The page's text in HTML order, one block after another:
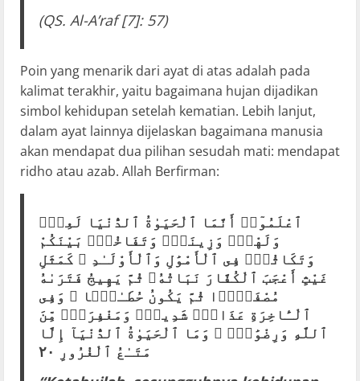
(QS. Al-A’raf [7]: 57)
Poin yang menarik dari ayat di atas adalah pada
kalimat terakhir, yaitu bagaimana hujan dijadikan
simbol kehidupan setelah kematian. Lebih lanjut,
dalam ayat lainnya dijelaskan bagaimana manusia
akan mendapat dua pilihan sesudah mati: mendapat
ridho atau azab. Allah Berfirman:
ٱعْلَمُوٓا۟ أَنَّمَا ٱلْحَيَوٰةُ ٱلدُّنْيَا لَعِبٌۭ
وَلَهْوٌۭ وَزِينَةٌۭ وَتَفَاخُرٌۢ بَيْنَكُمْ
وَتَكَاثُرٌۭ فِى ٱلْأَمْوَٰلِ وَٱلْأَوْلَـٰدِ ۖ كَمَثَلِ
غَيْثٍ أَعْجَبَ ٱلْكُفَّارَ نَبَاتُهُۥ ثُمَّ يَهِيجُ فَتَرَىٰهُ
مُصْفَرًّۭا ثُمَّ يَكُونُ حُطَـٰمًۭا ۖ وَفِى
ٱلْـَٔاخِرَةِ عَذَابٌۭ شَدِيدٌۭ وَمَغْفِرَةٌۭ مِّنَ
ٱللَّهِ وَرِضْوَٰنٌۭ ۚ وَمَا ٱلْحَيَوٰةُ ٱلدُّنْيَآ إِلَّا
مَتَـٰعُ ٱلْغُرُورِ ٢٠